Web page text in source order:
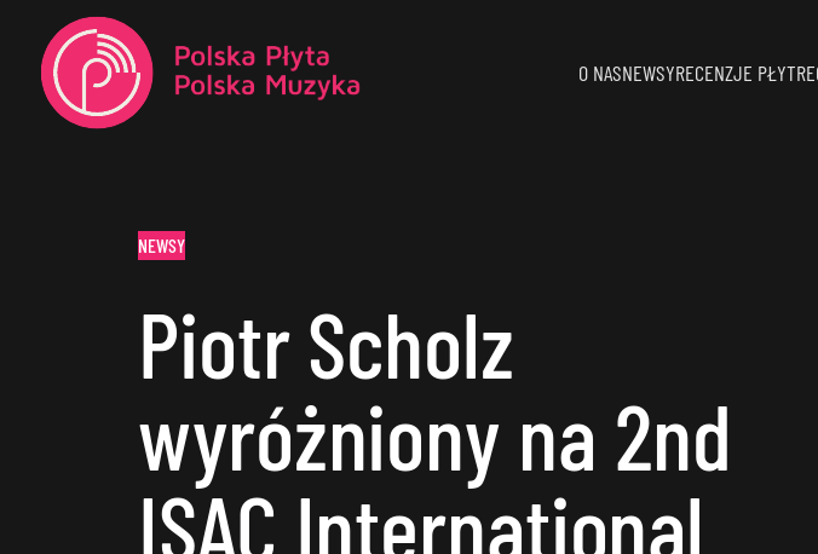
O NASNEWSYRECENZJE PŁYT
NEWSY
Piotr Scholz
wyróżniony na 2nd
ISAC International